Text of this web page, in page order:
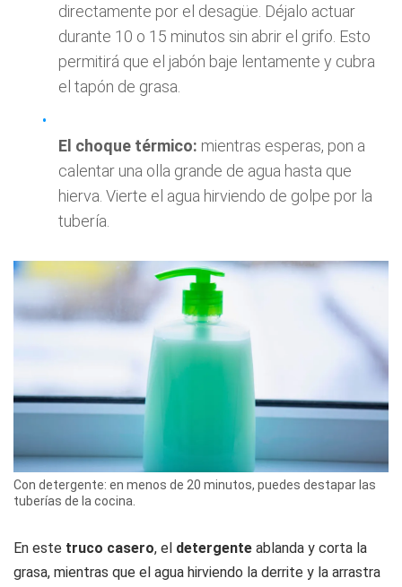
directamente por el desagüe. Déjalo actuar
durante 10 o 15 minutos sin abrir el grifo. Esto
permitirá que el jabón baje lentamente y cubra
el tapón de grasa.
El choque térmico: mientras esperas, pon a
calentar una olla grande de agua hasta que
hierva. Vierte el agua hirviendo de golpe por la
tubería.
Con detergente: en menos de 20 minutos, puedes destapar las
tuberías de la cocina.
En este truco casero, el detergente ablanda y corta la
grasa, mientras que el agua hirviendo la derrite y la arrastra